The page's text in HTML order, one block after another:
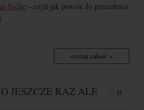
Fache – czyli jak powrót do przeszłości
czytaj całość »
JESZCZE RAZ ALE 0